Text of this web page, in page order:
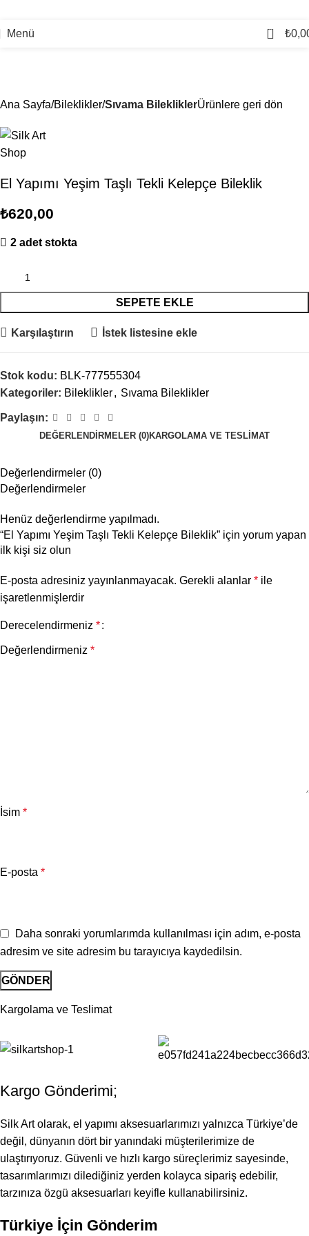
Menü 0 ₺
Ana Sayfa Bileklikler Sıvama BilekliklerÜrünlere geri dön
El Yapımı Yeşim Taşlı Tekli Kelepçe Bileklik
₺620,00
2 adet stokta
SEPETE EKLE
Karşılaştırın İstek listesine ekle
Stok kodu: BLK-777555304
Kategoriler: Bileklikler, Sıvama Bileklikler
Paylaşın:
DEĞERLENDIRMELER (0)KARGOLAMA VE TESLIMAT
Değerlendirmeler (0)
Değerlendirmeler
Henüz değerlendirme yapılmadı.
“El Yapımı Yeşim Taşlı Tekli Kelepçe Bileklik” için yorum yapan
ilk kişi siz olun
E-posta adresiniz yayınlanmayacak. Gerekli alanlar * ile
işaretlenmişlerdir
Derecelendirmeniz *
Değerlendirmeniz *
İsim *
E-posta *
Daha sonraki yorumlarımda kullanılması için adım, e-posta
adresim ve site adresim bu tarayıcıya kaydedilsin.
Kargolama ve Teslimat
Kargo Gönderimi;
Silk Art olarak, el yapımı aksesuarlarımızı yalnızca Türkiye’de
değil, dünyanın dört bir yanındaki müşterilerimize de
ulaştırıyoruz. Güvenli ve hızlı kargo süreçlerimiz sayesinde,
tasarımlarımızı dilediğiniz yerden kolayca sipariş edebilir,
tarzınıza özgü aksesuarları keyifle kullanabilirsiniz.
Türkiye İçin Gönderim